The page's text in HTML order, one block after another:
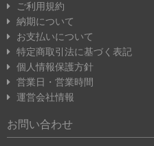
ご利用規約
納期について
お支払いについて
特定商取引法に基づく表記
個人情報保護方針
営業日・営業時間
運営会社情報
お問い合わせ